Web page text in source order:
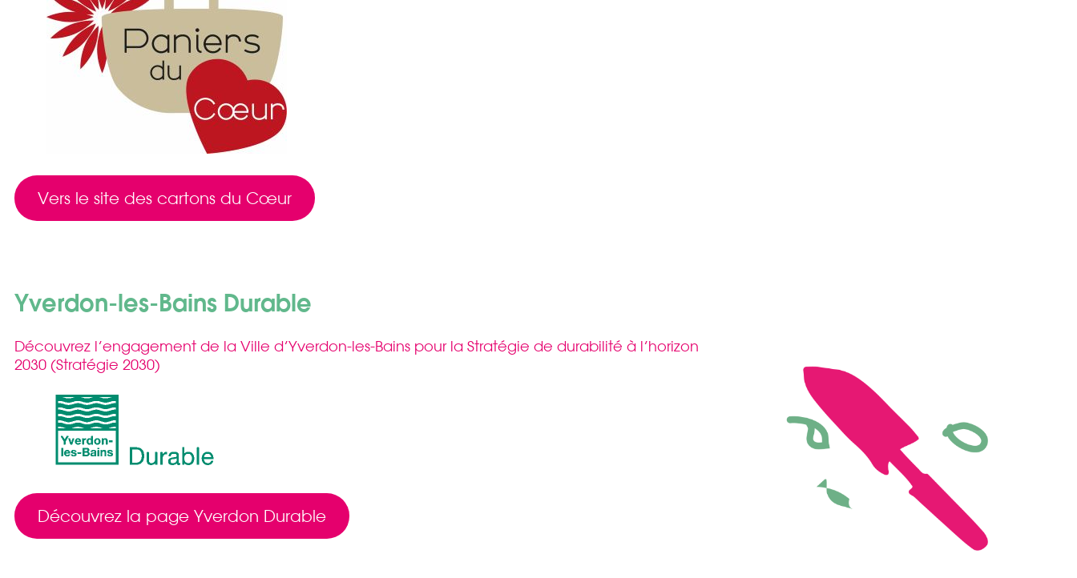
Vers le site des cartons du Cœur
Yverdon-les-Bains Durable
Découvrez l’engagement de la Ville d’Yverdon-les-Bains pour la Stratégie de durabilité à l’horizon
2030 (Stratégie 2030)
Découvrez la page Yverdon Durable